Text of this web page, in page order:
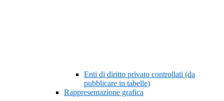
Enti di diritto privato controllati (da
pubblicare in tabelle)
Rappresentazione grafica